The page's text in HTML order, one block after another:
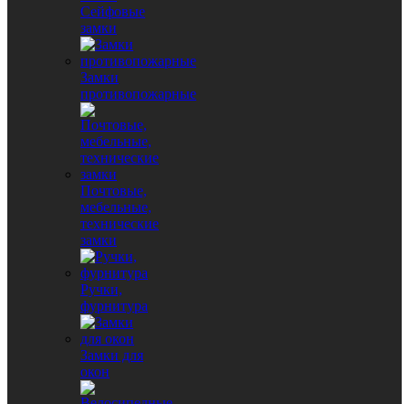
Сейфовые
замки
Замки
противопожарные
Почтовые,
мебельные,
технические
замки
Ручки,
фурнитура
Замки для
окон